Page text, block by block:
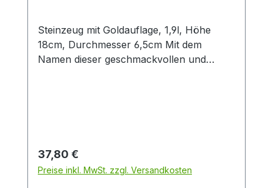
Steinzeug mit Goldauflage, 1,9l, Höhe
18cm, Durchmesser 6,5cm Mit dem
Namen dieser geschmackvollen und
harmonisch auf der Kanne arrangiert und
erhält einen exklusiven Look durch die
glanzvollen Dekorakzente in Goldauflage.
Regulärer Preis:
37,80 €
Preise inkl. MwSt. zzgl. Versandkosten